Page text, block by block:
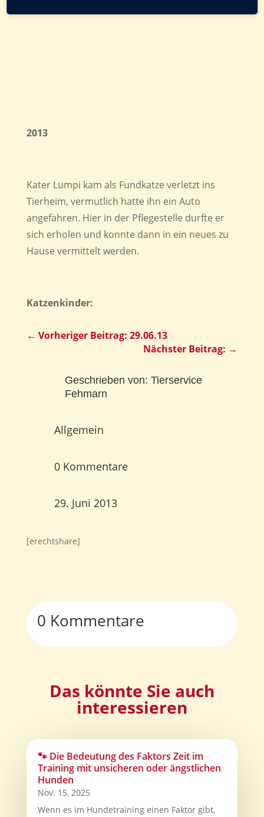
2013
Kater Lumpi kam als Fundkatze verletzt ins
Tierheim, vermutlich hatte ihn ein Auto
angefahren. Hier in der Pflegestelle durfte er
sich erholen und konnte dann in ein neues zu
Hause vermittelt werden.
Katzenkinder:
← Vorheriger Beitrag: 29.06.13
Nächster Beitrag: →
Geschrieben von: Tierservice
Fehmarn
Allgemein
0 Kommentare
29. Juni 2013
[erechtshare]
0 Kommentare
Das könnte Sie auch
interessieren
🐾 Die Bedeutung des Faktors Zeit im
Training mit unsicheren oder ängstlichen
Hunden
Nov. 15, 2025
Wenn es im Hundetraining einen Faktor gibt,